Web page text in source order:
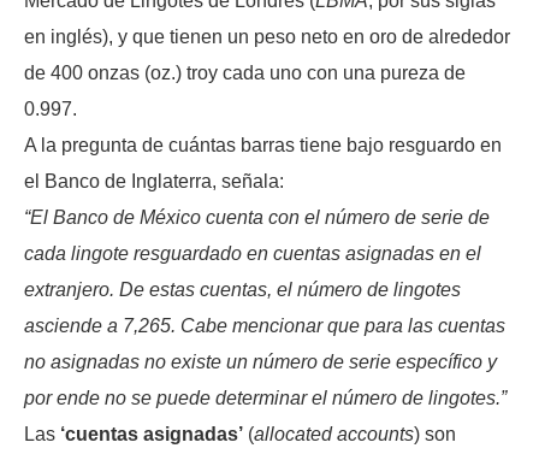
en inglés), y que tienen un peso neto en oro de alrededor
de 400 onzas (oz.) troy cada uno con una pureza de
0.997.
A la pregunta de cuántas barras tiene bajo resguardo en
el Banco de Inglaterra, señala:
“El Banco de México cuenta con el número de serie de
cada lingote resguardado en cuentas asignadas en el
extranjero. De estas cuentas, el número de lingotes
asciende a 7,265. Cabe mencionar que para las cuentas
no asignadas no existe un número de serie específico y
por ende no se puede determinar el número de lingotes.”
Las ‘cuentas asignadas’ (allocated accounts) son